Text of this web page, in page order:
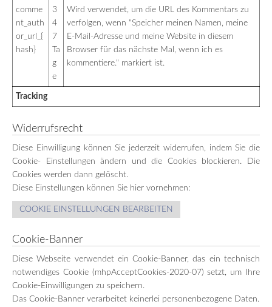
comme
nt_auth
or_url_{
hash}
3
4
7
Ta
g
e
Wird verwendet, um die URL des Kommentars zu
verfolgen, wenn "Speicher meinen Namen, meine
E-Mail-Adresse und meine Website in diesem
Browser für das nächste Mal, wenn ich es
kommentiere." markiert ist.
Tracking
Widerrufsrecht
Diese Einwilligung können Sie jederzeit widerrufen, indem Sie die
Cookie- Einstellungen ändern und die Cookies blockieren. Die
Cookies werden dann gelöscht.
Diese Einstellungen können Sie hier vornehmen:
COOKIE EINSTELLUNGEN BEARBEITEN
Cookie-Banner
Diese Webseite verwendet ein Cookie-Banner, das ein technisch
notwendiges Cookie (mhpAcceptCookies-2020-07) setzt, um Ihre
Cookie-Einwilligungen zu speichern.
Das Cookie-Banner verarbeitet keinerlei personenbezogene Daten.